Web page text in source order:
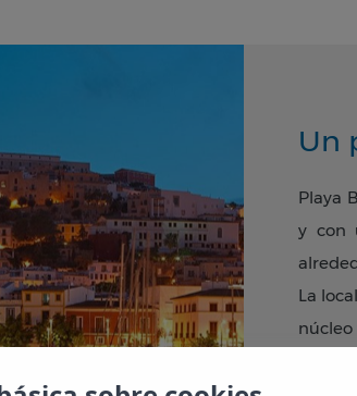
el ambiente único de la bahía de
vacaciones en Ibiza. Sin duda
Un
Playa
y con
La